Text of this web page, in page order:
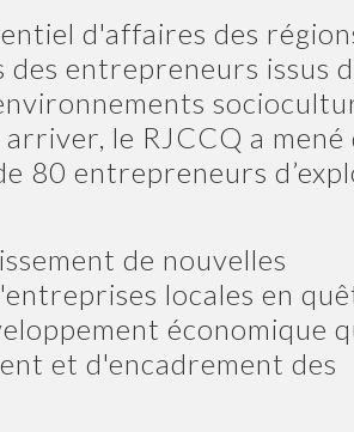
d'affaires des
entrepreneurs issus
le RJCCQ a mené
80 entrepreneurs
de nouvelles
locales en
économique
et d'encadrement des